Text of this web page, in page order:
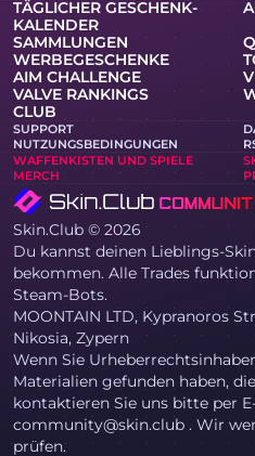
TÄGLICHER GESCHENK-
KALENDER
SAMMLUNGEN
WERBEGESCHENKE
AIM CHALLENGE
VALVE RANKINGS
CLUB
SUPPORT
NUTZUNGSBEDINGUNGEN
WAFFENKISTEN UND SPIELE
MERCH
Skin.Club © 2026
Du kannst deinen Lieblings-
bekommen. Alle Trades
Steam-Bots.
MOONTAIN LTD, Kypranoros
Nikosia, Zypern
Wenn Sie
Materialien gefunden haben,
kontaktieren Sie uns bitte per
community@skin.club . Wir
prüfen.